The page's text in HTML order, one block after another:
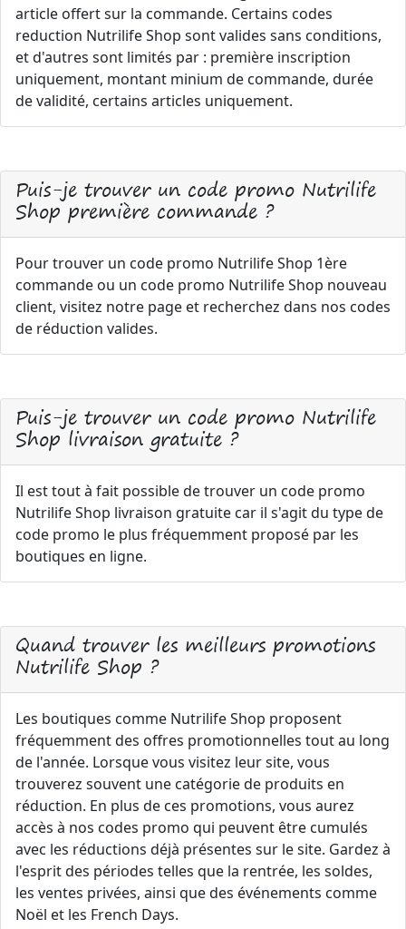
article offert sur la commande. Certains codes
reduction Nutrilife Shop sont valides sans conditions,
et d'autres sont limités par : première inscription
uniquement, montant minium de commande, durée
de validité, certains articles uniquement.
Puis-je trouver un code promo Nutrilife
Shop première commande ?
Pour trouver un code promo Nutrilife Shop 1ère
commande ou un code promo Nutrilife Shop nouveau
client, visitez notre page et recherchez dans nos codes
de réduction valides.
Puis-je trouver un code promo Nutrilife
Shop livraison gratuite ?
Il est tout à fait possible de trouver un code promo
Nutrilife Shop livraison gratuite car il s'agit du type de
code promo le plus fréquemment proposé par les
boutiques en ligne.
Quand trouver les meilleurs promotions
Nutrilife Shop ?
Les boutiques comme Nutrilife Shop proposent
fréquemment des offres promotionnelles tout au long
de l'année. Lorsque vous visitez leur site, vous
trouverez souvent une catégorie de produits en
réduction. En plus de ces promotions, vous aurez
accès à nos codes promo qui peuvent être cumulés
avec les réductions déjà présentes sur le site. Gardez à
l'esprit des périodes telles que la rentrée, les soldes,
les ventes privées, ainsi que des événements comme
Noël et les French Days.